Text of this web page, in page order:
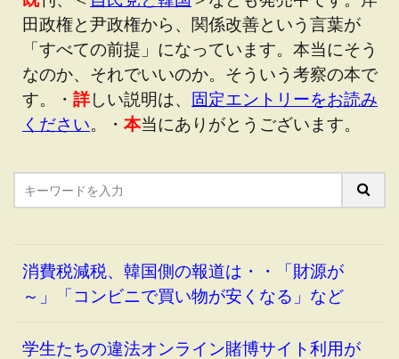
田政権と尹政権から、関係改善という言葉が
「すべての前提」になっています。本当にそう
なのか、それでいいのか。そういう考察の本で
す。・ 詳しい説明は、 固定エントリーをお読み
ください。・ 本当にありがとうございます。
消費税減税、韓国側の報道は・・「財源が
～」「コンビニで買い物が安くなる」など
学生たちの違法オンライン賭博サイト利用が